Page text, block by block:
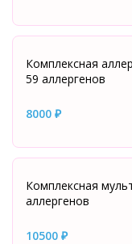
Комплексная
59 аллергенов
8000 ₽
Комплексная
аллергенов
10500 ₽